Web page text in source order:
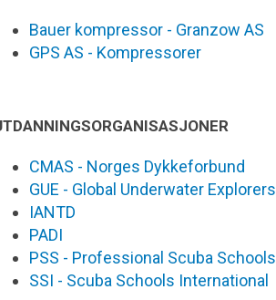
Bauer kompressor - Granzow AS
GPS AS - Kompressorer
CMAS - Norges Dykkeforbund
GUE - Global Underwater Explorers
IANTD
PADI
PSS - Professional Scuba Schools
SSI - Scuba Schools International